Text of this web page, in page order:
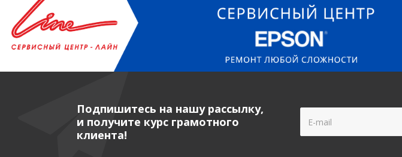
Подпишитесь на нашу рассылку,
и получите курс грамотного
клиента!